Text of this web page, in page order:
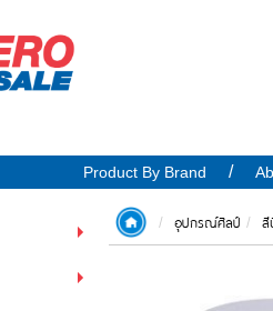
Product By Brand
อุปกรณ์ศิลป์ สี